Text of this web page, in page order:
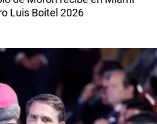
Luis Boitel 2026